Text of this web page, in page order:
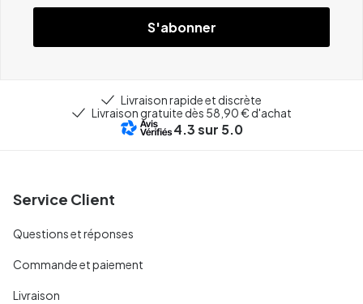
S'abonner
Livraison rapide et discrète
Livraison gratuite dès 58,90 € d'achat
4.3sur 5.0
Service Client
Questions et réponses
Commande et paiement
Livraison